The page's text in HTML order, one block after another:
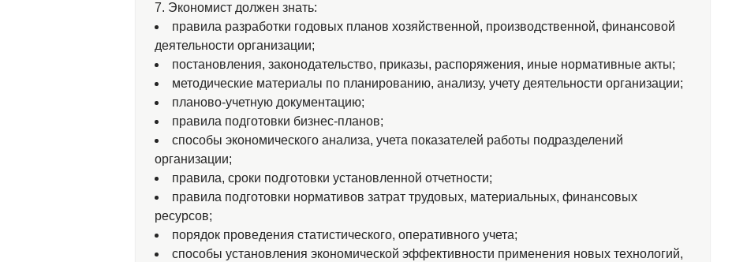
7. Экономист должен знать:
правила разработки годовых планов хозяйственной, производственной, финансовой
деятельности организации;
постановления, законодательство, приказы, распоряжения, иные нормативные акты;
методические материалы по планированию, анализу, учету деятельности организации;
планово-учетную документацию;
правила подготовки бизнес-планов;
способы экономического анализа, учета показателей работы подразделений
организации;
правила, сроки подготовки установленной отчетности;
правила подготовки нормативов затрат трудовых, материальных, финансовых
ресурсов;
порядок проведения статистического, оперативного учета;
способы установления экономической эффективности применения новых технологий,